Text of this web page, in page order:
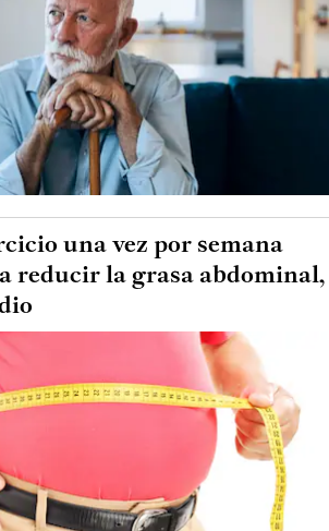
una vez por semana
reducir la grasa abdominal,